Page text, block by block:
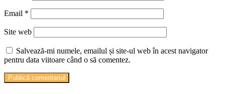
Email *
Site web
Salvează-mi numele, emailul și site-ul web în acest navigator
pentru data viitoare când o să comentez.